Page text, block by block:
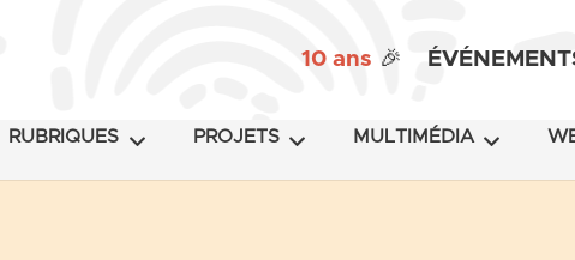
10 ans 🎉
RUBRIQUES PROJETS MULTIMÉDIA